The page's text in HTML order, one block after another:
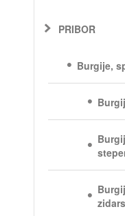
PRIBOR
Burgije,